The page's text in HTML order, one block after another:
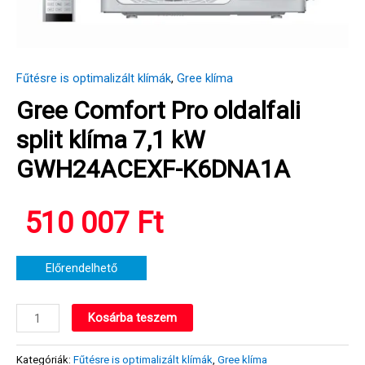
Fűtésre is optimalizált klímák, Gree klíma
Gree Comfort Pro oldalfali
split klíma 7,1 kW
GWH24ACEXF-K6DNA1A
510 007 Ft
Előrendelhető
Gree
Comfort
Pro
Kosárba teszem
Kategóriák: Fűtésre is optimalizált klímák, Gree klíma